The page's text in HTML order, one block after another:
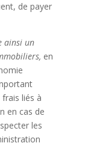
de payer
ainsi un
en
liés à
en cas de
les